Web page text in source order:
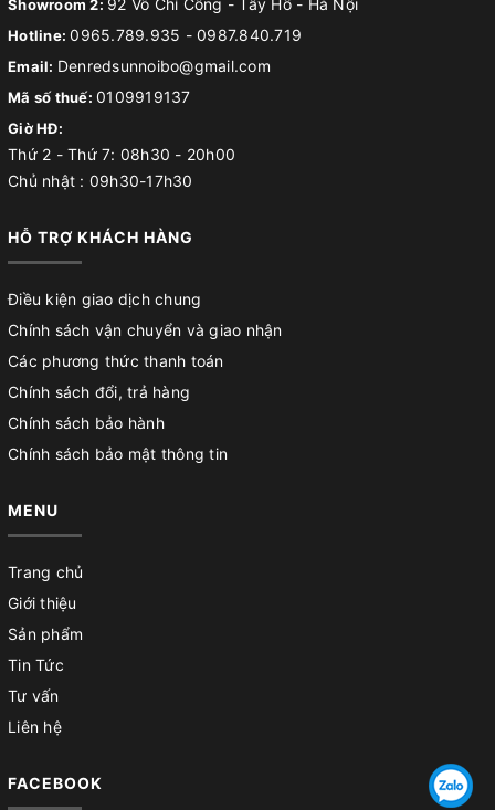
Showroom 2: 92 Võ Chí Công - Tây Hồ - Hà Nội
Hotline:0965.789.935 - 0987.840.719
Email: Denredsunnoibo@gmail.com
Mã số thuế: 0109919137
Giờ HĐ:
Thứ 2 - Thứ 7: 08h30 - 20h00
Chủ nhật : 09h30-17h30
HỖ TRỢ KHÁCH HÀNG
Điều kiện giao dịch chung
Chính sách vận chuyển và giao nhận
Các phương thức thanh toán
Chính sách đổi, trả hàng
Chính sách bảo hành
Chính sách bảo mật thông tin
MENU
Trang chủ
Giới thiệu
Sản phẩm
Tin Tức
Tư vấn
Liên hệ
FACEBOOK